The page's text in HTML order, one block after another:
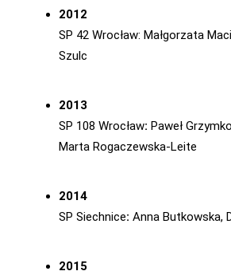
2012
SP 42 Wrocław: Małgorzata
Szulc
2013
SP 108 Wrocław: Paweł
Marta Rogaczewska-Leite
2014
SP Siechnice: Anna Butkowska,
2015